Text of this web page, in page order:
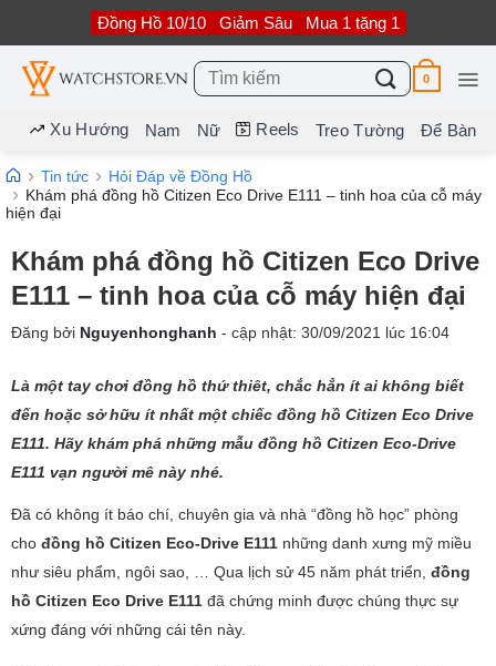
nội
dung
Đồng Hồ 10/10 Giảm Sâu Mua 1 tặng 1
Tìm
kiếm:
0
Xu Hướng Nam Nữ Reels Treo Tường Để Bàn
Tin tức
Hỏi Đáp về Đồng Hồ
Khám phá đồng hồ Citizen Eco Drive E111 – tinh hoa của cỗ máy
hiện đại
Khám phá đồng hồ Citizen Eco Drive
E111 – tinh hoa của cỗ máy hiện đại
Đăng bởi Nguyenhonghanh - cập nhật: 30/09/2021 lúc 16:04
Là một tay chơi đồng hồ thứ thiêt, chắc hẳn ít ai không biết
đến hoặc sở hữu ít nhất một chiếc đồng hồ Citizen Eco Drive
E111. Hãy khám phá những mẫu đồng hồ Citizen Eco-Drive
E111 vạn người mê này nhé.
Đã có không ít báo chí, chuyên gia và nhà “đồng hồ học” phòng
cho đồng hồ Citizen Eco-Drive E111 những danh xưng mỹ miều
như siêu phẩm, ngôi sao, … Qua lịch sử 45 năm phát triển, đồng
hồ Citizen Eco Drive E111 đã chứng minh được chúng thực sự
xứng đáng với những cái tên này.